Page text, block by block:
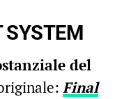
SYSTEM
del
Final